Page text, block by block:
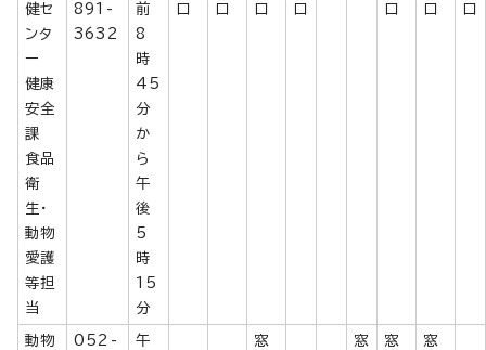
健セ
ンタ
ー
健康
安全
課
食品
衛
生・
動物
愛護
等担
当
891-
3632
前
8
時
45
分
か
ら
午
後
5
時
15
分
口
口
口
口
口
口
口
動物
052-
午
窓
窓
窓
窓